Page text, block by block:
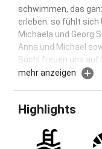
schwimmen, das
erleben: so fühlt sich
Michaela und Georg
Anna und Michael
Büchl freuen uns auf
Biohof mit gelebter
Familienfreundlicher
Produkten in der
und beheizten
mehr anzeigen
Highlights